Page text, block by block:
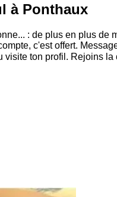
à Ponthaux
... : de plus en plus de
c'est offert.
visite ton profil. Rejoins